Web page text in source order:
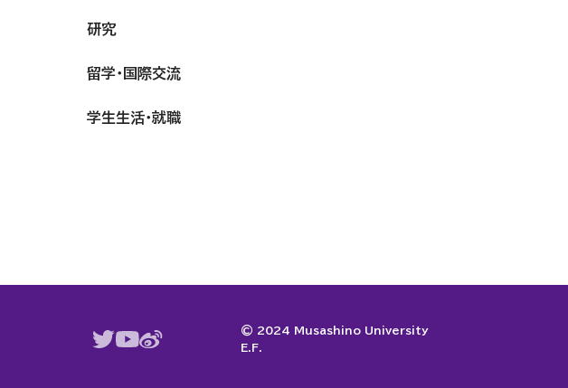
研究
留学・国際交流
学生生活・就職
© 2024 Musashino University
E.F.